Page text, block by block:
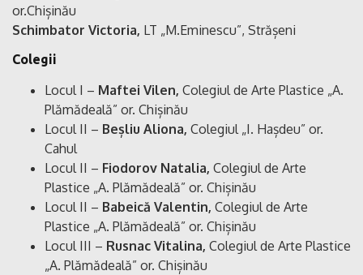
or.Chișinău
Schimbator Victoria, LT „M.Eminescu”, Strășeni
Colegii
Locul I – Maftei Vilen, Colegiul de Arte Plastice „A.
Plămădeală” or. Chișinău
Locul II – Beșliu Aliona, Colegiul „I. Hașdeu” or.
Cahul
Locul II – Fiodorov Natalia, Colegiul de Arte
Plastice „A. Plămădeală” or. Chișinău
Locul II – Babeică Valentin, Colegiul de Arte
Plastice „A. Plămădeală” or. Chișinău
Locul III – Rusnac Vitalina, Colegiul de Arte Plastice
„A. Plămădeală” or. Chișinău